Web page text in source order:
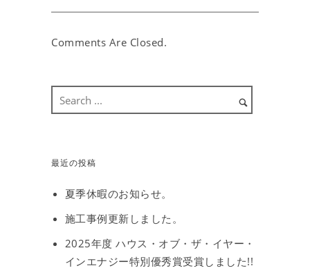
Comments Are Closed.
最近の投稿
夏季休暇のお知らせ。
施工事例更新しました。
2025年度 ハウス・オブ・ザ・イヤー・
インエナジー特別優秀賞受賞しました!!